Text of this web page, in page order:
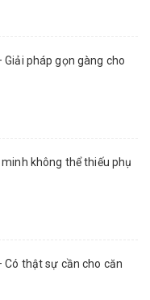
Giải pháp gọn gàng cho
không thể thiếu phụ
Có thật sự cần cho căn